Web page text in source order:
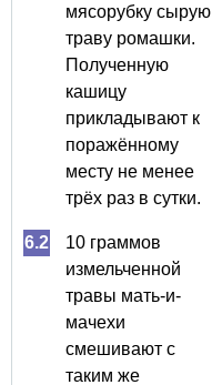
мясорубку сырую
траву ромашки.
Полученную
кашицу
прикладывают к
поражённому
месту не менее
трёх раз в сутки.
10 граммов
измельченной
травы мать-и-
мачехи
смешивают с
таким же